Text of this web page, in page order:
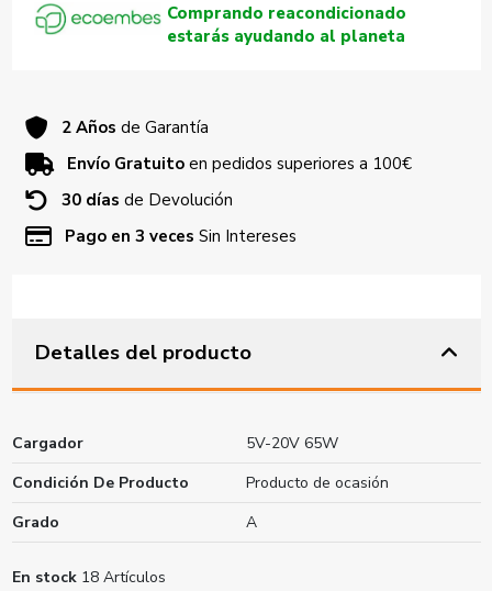
Comprando reacondicionado
estarás ayudando al planeta
2 Años de Garantía
Envío Gratuitoen pedidos superiores a 100€
30 días de Devolución
Pago en 3 veces Sin Intereses
Detalles del producto
Cargador
5V-20V 65W
Condición De Producto
Producto de ocasión
Grado
A
En stock 18 Artículos